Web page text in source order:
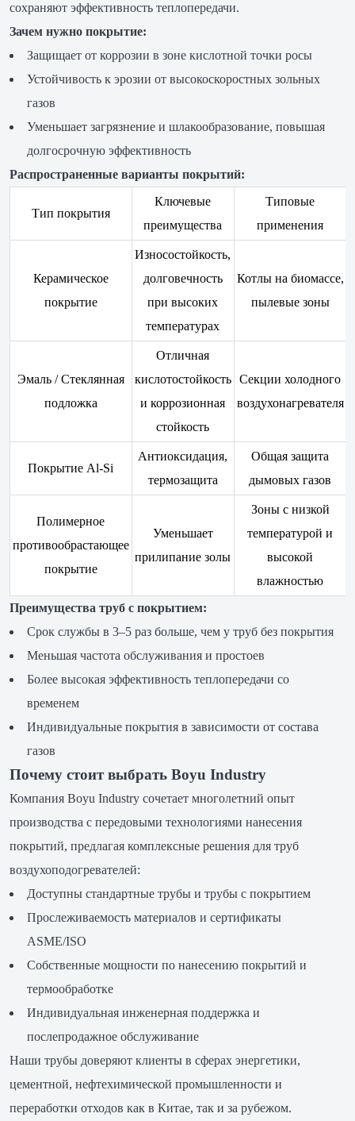
сохраняют эффективность теплопередачи.
Зачем нужно покрытие:
Защищает от коррозии в зоне кислотной точки росы
Устойчивость к эрозии от высокоскоростных зольных
газов
Уменьшает загрязнение и шлакообразование, повышая
долгосрочную эффективность
Распространенные варианты покрытий:
Тип покрытия
Ключевые
преимущества
Типовые
применения
Керамическое
покрытие
Износостойкость,
долговечность
при высоких
температурах
Котлы на биомассе,
пылевые зоны
Эмаль / Стеклянная
подложка
Отличная
кислотостойкость
и коррозионная
стойкость
Секции холодного
воздухонагревателя
Покрытие Al-Si
Антиоксидация,
термозащита
Общая защита
дымовых газов
Полимерное
противообрастающее
покрытие
Уменьшает
прилипание золы
Зоны с низкой
температурой и
высокой
влажностью
Преимущества труб с покрытием:
Срок службы в 3–5 раз больше, чем у труб без покрытия
Меньшая частота обслуживания и простоев
Более высокая эффективность теплопередачи со
временем
Индивидуальные покрытия в зависимости от состава
газов
Почему стоит выбрать Boyu Industry
Компания Boyu Industry сочетает многолетний опыт
производства с передовыми технологиями нанесения
покрытий, предлагая комплексные решения для труб
воздухоподогревателей:
Доступны стандартные трубы и трубы с покрытием
Прослеживаемость материалов и сертификаты
ASME/ISO
Собственные мощности по нанесению покрытий и
термообработке
Индивидуальная инженерная поддержка и
послепродажное обслуживание
Наши трубы доверяют клиенты в сферах энергетики,
цементной, нефтехимической промышленности и
переработки отходов как в Китае, так и за рубежом.